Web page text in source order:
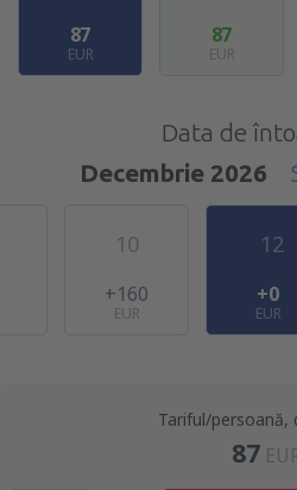
87
EUR
87
EUR
Data de
Decembrie 2026
10
+160
EUR
12
+0
EUR
Tariful/persoană,
87